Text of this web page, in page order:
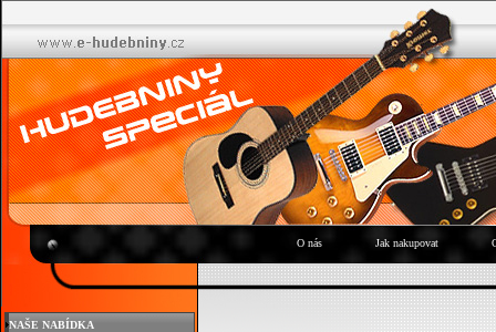
O nás Jak nakupovat
NAŠE NABÍDKA